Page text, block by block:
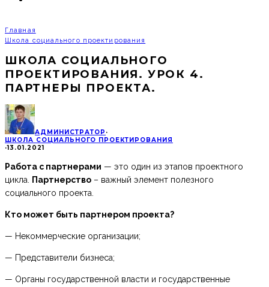
Главная
Школа социального проектирования
ШКОЛА СОЦИАЛЬНОГО
ПРОЕКТИРОВАНИЯ. УРОК 4.
ПАРТНЕРЫ ПРОЕКТА.
АДМИНИСТРАТОР ·
ШКОЛА СОЦИАЛЬНОГО ПРОЕКТИРОВАНИЯ
·13.01.2021
Работа с партнерами — это один из этапов проектного
цикла. Партнерство – важный элемент полезного
социального проекта.
Кто может быть партнером проекта?
— Некоммерческие организации;
— Представители бизнеса;
— Органы государственной власти и государственные